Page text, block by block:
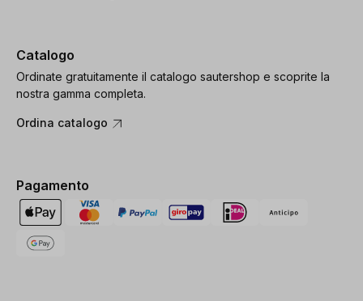
Catalogo
Ordinate gratuitamente il catalogo sautershop e scoprite la
nostra gamma completa.
Ordina catalogo
Pagamento